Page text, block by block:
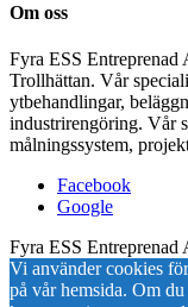
Om oss
Fyra ESS Entreprenad
Trollhättan. Vår
ytbehandlingar,
industrirengöring. Vår
målningssystem,
Facebook
Google
Fyra ESS Entreprenad
Vi använder cookies
på vår hemsida. Om du